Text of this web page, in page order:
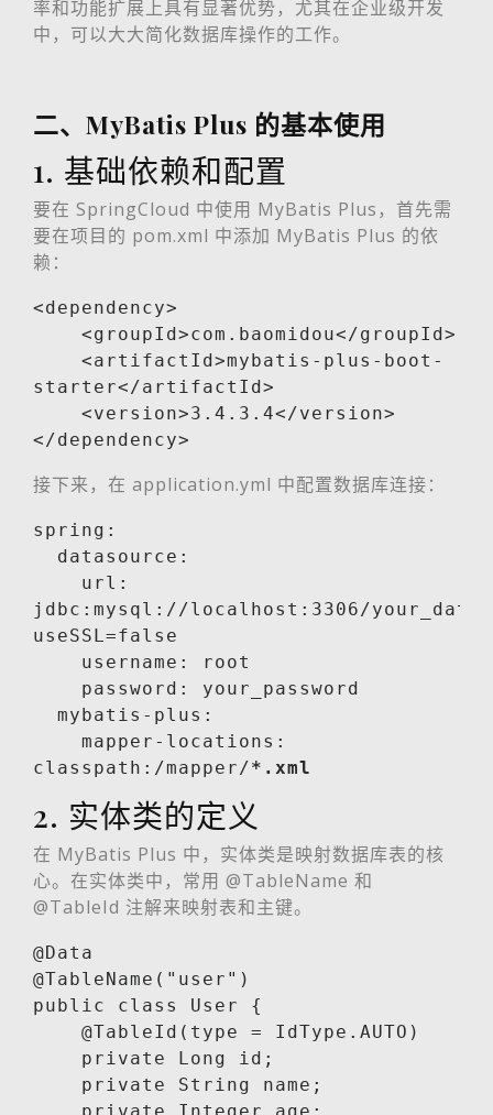
率和功能扩展上具有显著优势，尤其在企业级开发
中，可以大大简化数据库操作的工作。
二、MyBatis Plus 的基本使用
1. 基础依赖和配置
要在 SpringCloud 中使用 MyBatis Plus，首先需
要在项目的 pom.xml 中添加 MyBatis Plus 的依
赖：
<dependency>
starter</artifactId>
</dependency>
接下来，在 application.yml 中配置数据库连接：
spring:
jdbc:mysql://localhost:3306/
useSSL=false
classpath:/mapper/*.xml
2. 实体类的定义
在 MyBatis Plus 中，实体类是映射数据库表的核
心。在实体类中，常用 @TableName 和
@TableId 注解来映射表和主键。
@Data
@TableName("user")
public class User {